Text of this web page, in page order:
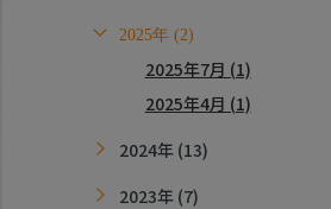
2025年 (2)
2025年7月 (1)
2025年4月 (1)
2024年 (13)
2023年 (7)